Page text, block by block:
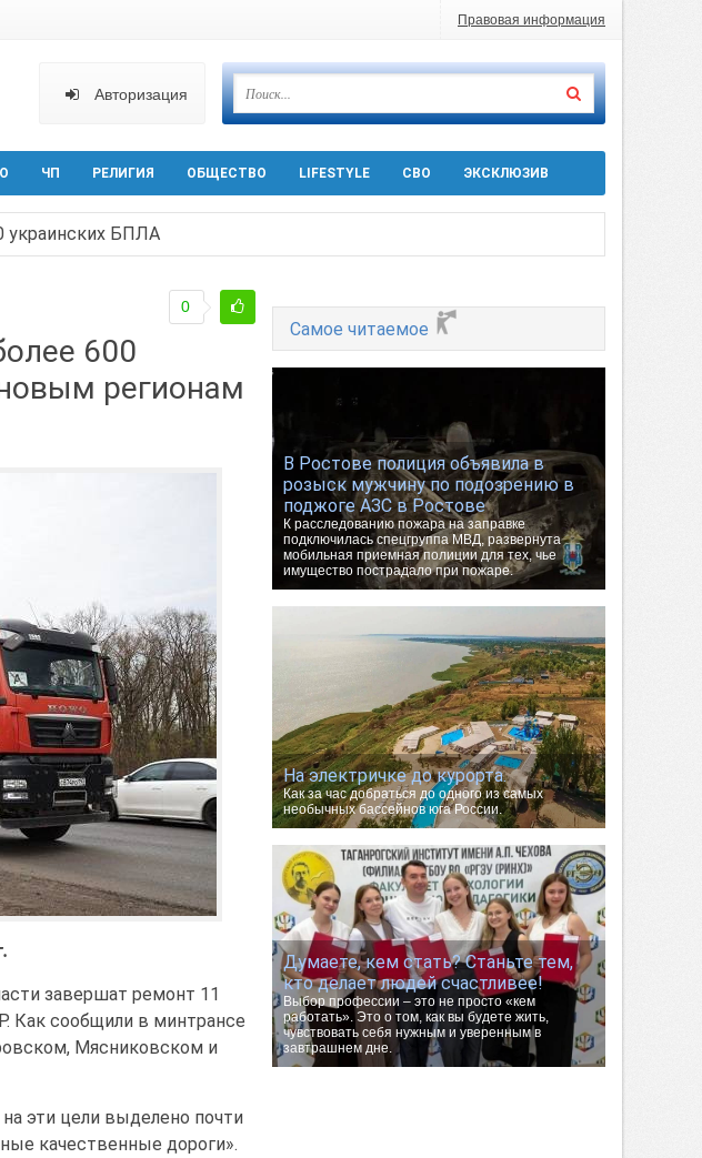
Правовая информация
Авторизация
ЧП РЕЛИГИЯ ОБЩЕСТВО LIFESTYLE СВО ЭКСКЛЮЗИВ
украинских БПЛА
области с вечера 5 августа
АЗС и около двух десятков машин
600
регионам
0
завершат ремонт 11
Как сообщили в минтрансе
Мясниковском и
эти цели выделено почти
качественные дороги».
Самое читаемое
В Ростове полиция объявила в
розыск мужчину по подозрению в
поджоге АЗС в Ростове
К расследованию пожара на заправке
подключилась спецгруппа МВД, развернута
мобильная приемная полиции для тех, чье
имущество пострадало при пожаре.
На электричке до курорта.
Как за час добраться до одного из самых
необычных бассейнов юга России.
Думаете, кем стать? Станьте тем,
кто делает людей счастливее!
Выбор профессии – это не просто «кем
работать». Это о том, как вы будете жить,
чувствовать себя нужным и уверенным в
завтрашнем дне.